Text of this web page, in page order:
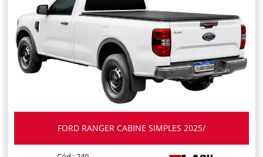
FORD RANGER CABINE SIMPLES 2025/